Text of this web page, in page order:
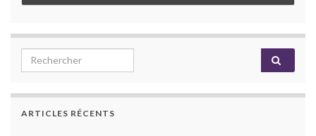
Search for:
ARTICLES RÉCENTS